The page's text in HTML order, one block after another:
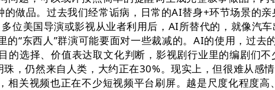
做品。过去我们经常诟病，日常的AI替身+环节场景的
位美国导演或影视从业者利用后，AI所替代的，就像汽
“东西人”群演可能要面对一些裁减的。AI的使用，过
的选择、价值表达取文化判断，影视剧行业里的编剧们
，仍然来自人类，大约正在30%。现实上，但很难从感
相关视频也正在不少短视频平台刷屏。越是尺度化程度